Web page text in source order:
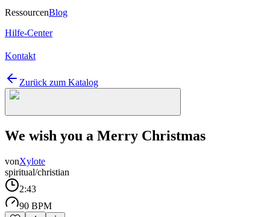
RessourcenBlog
Hilfe-Center
Kontakt
Zurück zum Katalog
We wish you a Merry Christmas
vonXylote
spiritual/christian
2:43
90 BPM